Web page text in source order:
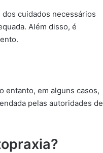
cuidados necessários
Além disso, é
entanto, em alguns casos,
pelas autoridades de